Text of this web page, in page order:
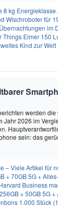
8 kg
Wischroboter für
im DAS
Eimer 150
Kind zur Welt
werden
Jahr 2026 im
sein: das
– Viele Artikel für
5G + Alles-Flat
Business
+ 50GB 5G + Alles-
1.000 Stück